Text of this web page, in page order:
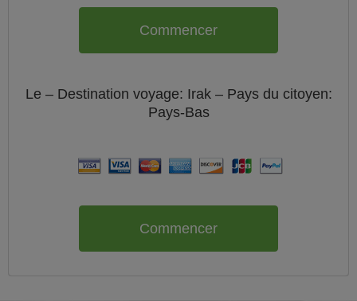
Commencer
Le – Destination voyage: Irak – Pays du citoyen:
Pays-Bas
Commencer